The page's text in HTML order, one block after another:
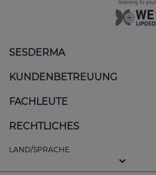
SESDERMA
KUNDENBETREUUNG
FACHLEUTE
RECHTLICHES
LAND/SPRACHE